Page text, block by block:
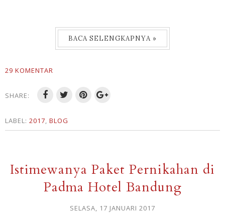
BACA SELENGKAPNYA »
29 KOMENTAR
SHARE:
LABEL: 2017, BLOG
Istimewanya Paket Pernikahan di
Padma Hotel Bandung
SELASA, 17 JANUARI 2017